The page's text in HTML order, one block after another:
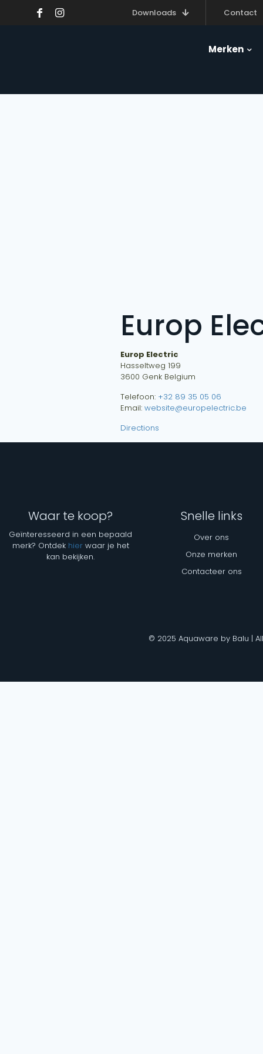
Downloads Contact
Merken
Europ
Europ Electric
Hasseltweg 199
3600 Genk Belgium
Telefoon: +32 89 35 05 06
Email: website@europelectric.be
Directions
Waar te koop?
Geïnteresseerd in een bepaald
merk? Ontdek hierwaar je het
kan bekijken.
Snelle links
Over ons
Onze merken
Contacteer ons
© 2025 Aquaware by Balu |